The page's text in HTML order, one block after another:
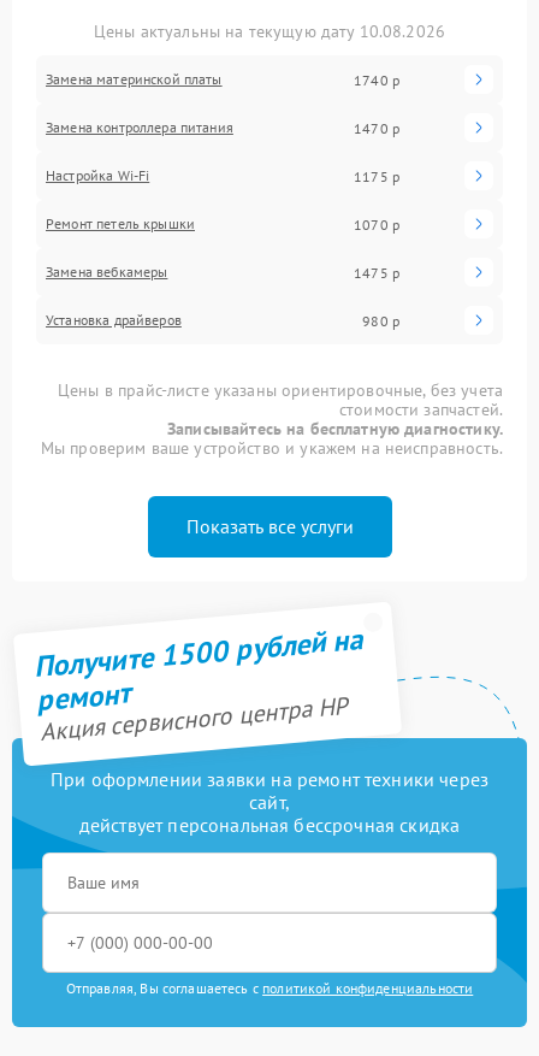
Цены актуальны на текущую дату 10.08.2026
Замена материнской платы 1740 р
Замена контроллера питания 1470 р
Настройка Wi-Fi 1175 р
Ремонт петель крышки 1070 р
Замена вебкамеры 1475 р
Установка драйверов 980 р
Цены в прайс-листе указаны ориентировочные, без учета
стоимости запчастей.
Записывайтесь на бесплатную диагностику.
Мы проверим ваше устройство и укажем на неисправность.
Показать все услуги
Получите 1500 рублей на
ремонт
Акция сервисного центра HP
При оформлении заявки на ремонт техники через
сайт,
действует персональная бессрочная скидка
Отправляя, Вы соглашаетесь с политикой конфиденциальности